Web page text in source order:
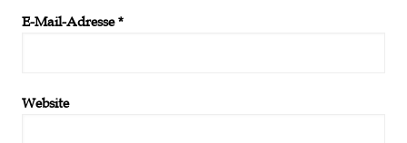
E-Mail-Adresse*
Website